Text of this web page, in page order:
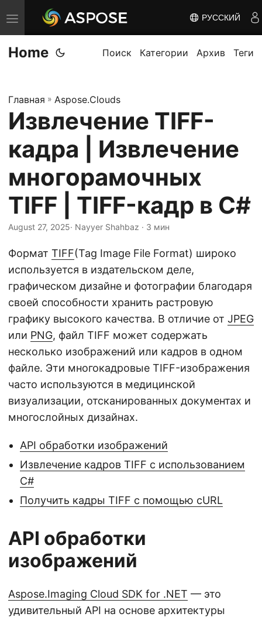
П
е
р
л
ю
и
ь
н
а
в
и
г
а
ц
и
ю
РУССКИЙ
Home Поиск Категории Архив Теги
Главная » Aspose.Clouds
Извлечение TIFF-
кадра | Извлечение
многорамочных
TIFF | TIFF-кадр в C#
August 27, 2025· Nayyer Shahbaz · 3 мин
Формат TIFF(Tag Image File Format) широко
используется в издательском деле,
графическом дизайне и фотографии благодаря
своей способности хранить растровую
графику высокого качества. В отличие от JPEG
или PNG, файл TIFF может содержать
несколько изображений или кадров в одном
файле. Эти многокадровые TIFF-изображения
часто используются в медицинской
визуализации, отсканированных документах и
многослойных дизайнах.
API обработки изображений
Извлечение кадров TIFF с использованием
C#
Получить кадры TIFF с помощью cURL
API обработки
изображений
Aspose.Imaging Cloud SDK for .NET — это
удивительный API на основе архитектуры